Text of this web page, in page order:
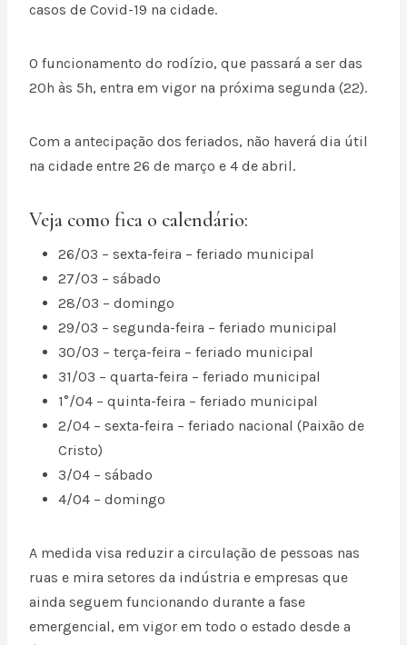
casos de Covid-19 na cidade.
O funcionamento do rodízio, que passará a ser das
20h às 5h, entra em vigor na próxima segunda (22).
Com a antecipação dos feriados, não haverá dia útil
na cidade entre 26 de março e 4 de abril.
Veja como fica o calendário:
26/03 – sexta-feira – feriado municipal
27/03 – sábado
28/03 – domingo
29/03 – segunda-feira – feriado municipal
30/03 – terça-feira – feriado municipal
31/03 – quarta-feira – feriado municipal
1°/04 – quinta-feira – feriado municipal
2/04 – sexta-feira – feriado nacional (Paixão de
Cristo)
3/04 – sábado
4/04 – domingo
A medida visa reduzir a circulação de pessoas nas
ruas e mira setores da indústria e empresas que
ainda seguem funcionando durante a fase
emergencial, em vigor em todo o estado desde a